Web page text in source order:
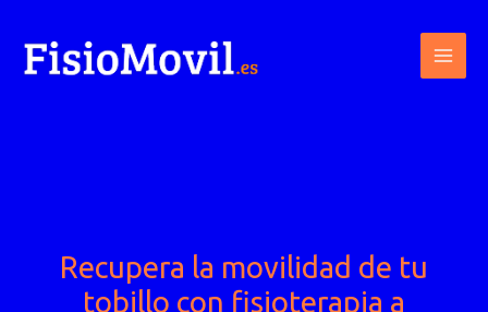
contenido
Recupera la movilidad de tu
tobillo con fisioterapia a